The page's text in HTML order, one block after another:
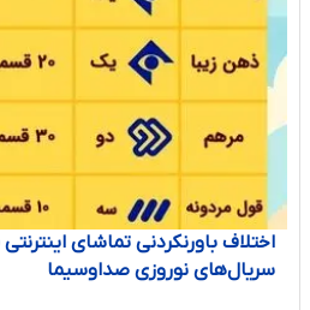
اختلاف باورنکردنی تماشای
سریال‌های نوروزی صداوسیما